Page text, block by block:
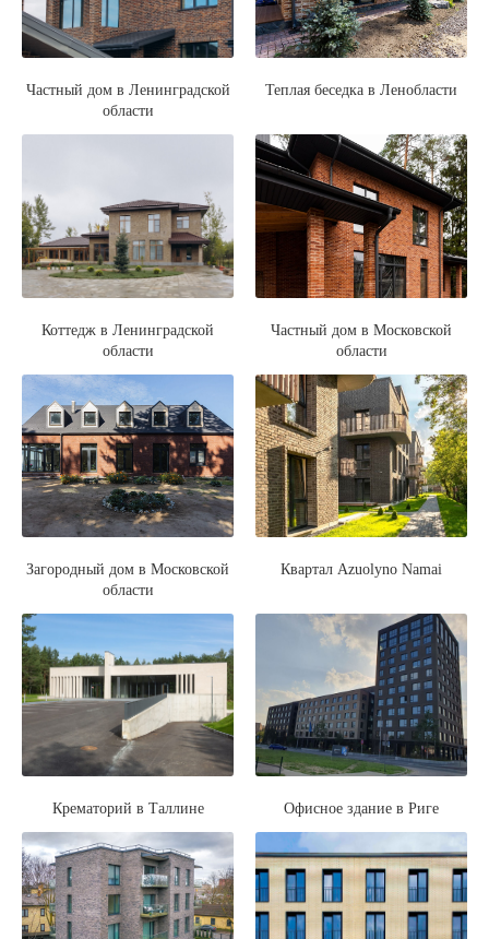
Частный дом в Ленинградской
области
Теплая беседка в Ленобласти
Коттедж в Ленинградской
области
Частный дом в Московской
области
Загородный дом в Московской
области
Квартал Azuolyno Namai
Крематорий в Таллине Офисное здание в Риге